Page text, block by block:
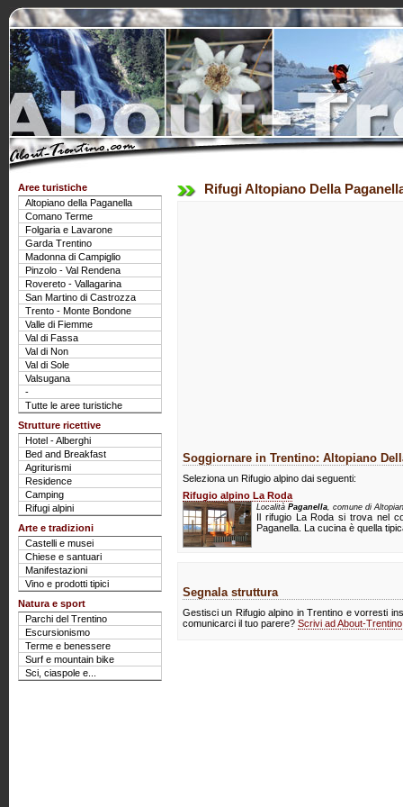
Rifugi Altopiano Della
Soggiornare in Trentino: Altopiano
Seleziona un Rifugio alpino dai seguenti:
Rifugio alpino La Roda
Località Paganella, comune di
Il rifugio La Roda si trova nel
Paganella. La cucina è quella
Segnala struttura
Gestisci un Rifugio alpino in Trentino e vorresti
comunicarci il tuo parere? Scrivi ad About-
Aree turistiche
Altopiano della Paganella
Comano Terme
Folgaria e Lavarone
Garda Trentino
Madonna di Campiglio
Pinzolo - Val Rendena
Rovereto - Vallagarina
San Martino di Castrozza
Trento - Monte Bondone
Valle di Fiemme
Val di Fassa
Val di Non
Val di Sole
Valsugana
-
Tutte le aree turistiche
Strutture ricettive
Hotel - Alberghi
Bed and Breakfast
Agriturismi
Residence
Camping
Rifugi alpini
Arte e tradizioni
Castelli e musei
Chiese e santuari
Manifestazioni
Vino e prodotti tipici
Natura e sport
Parchi del Trentino
Escursionismo
Terme e benessere
Surf e mountain bike
Sci, ciaspole e...